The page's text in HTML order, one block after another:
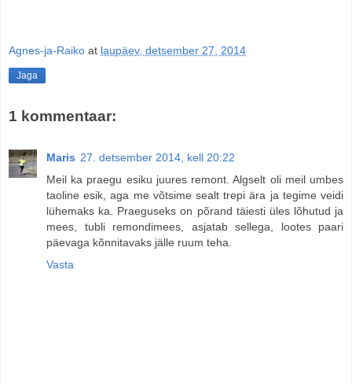
Agnes-ja-Raiko at laupäev, detsember 27, 2014
Jaga
1 kommentaar:
Maris 27. detsember 2014, kell 20:22
Meil ka praegu esiku juures remont. Algselt oli meil umbes
taoline esik, aga me võtsime sealt trepi ära ja tegime veidi
lühemaks ka. Praeguseks on põrand täiesti üles lõhutud ja
mees, tubli remondimees, asjatab sellega, lootes paari
päevaga kõnnitavaks jälle ruum teha.
Vasta